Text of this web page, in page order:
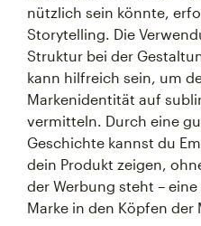
nützlich sein könnte,
Storytelling. Die
Struktur bei der
kann hilfreich sein, um
Markenidentität auf
vermitteln. Durch eine
Geschichte kannst du
dein Produkt zeigen,
der Werbung steht –
Marke in den Köpfen der